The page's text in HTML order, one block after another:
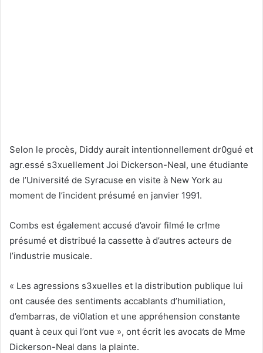
Selon le procès, Diddy aurait intentionnellement dr0gué et
agr.essé s3xuellement Joi Dickerson-Neal, une étudiante
de l’Université de Syracuse en visite à New York au
moment de l’incident présumé en janvier 1991.
Combs est également accusé d’avoir filmé le cr!me
présumé et distribué la cassette à d’autres acteurs de
l’industrie musicale.
« Les agressions s3xuelles et la distribution publique lui
ont causée des sentiments accablants d’humiliation,
d’embarras, de vi0lation et une appréhension constante
quant à ceux qui l’ont vue », ont écrit les avocats de Mme
Dickerson-Neal dans la plainte.